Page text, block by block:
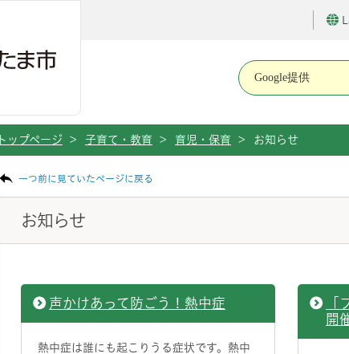
トップページ > 子育て・教育 > 育児・保育 > お知らせ
一つ前に見ていたページに戻る
お知らせ
声かけあって防ごう！熱中症
熱中症は誰にも起こりうる症状です。熱中
「
開